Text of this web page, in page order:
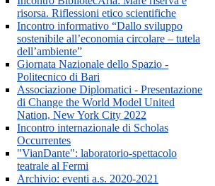
risorsa. Riflessioni etico scientifiche
Incontro informativo “Dallo sviluppo
sostenibile all’economia circolare – tutela
dell’ambiente”
Giornata Nazionale dello Spazio -
Politecnico di Bari
Associazione Diplomatici - Presentazione
di Change the World Model United
Nation, New York City 2022
Incontro internazionale di Scholas
Occurrentes
"VianDante": laboratorio-spettacolo
teatrale al Fermi
Archivio: eventi a.s. 2020-2021